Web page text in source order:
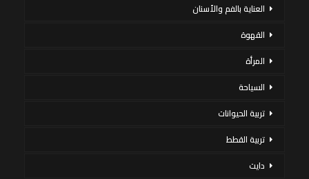
العناية بالفم والأسنان
القهوة
المرأة
السياحة
تربية الحيوانات
تربية القطط
دايت